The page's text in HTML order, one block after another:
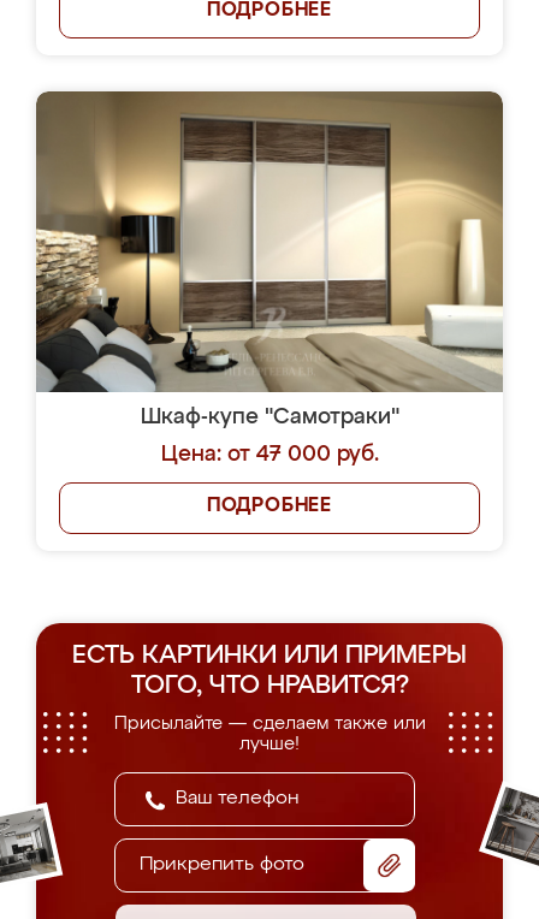
ПОДРОБНЕЕ
Шкаф-купе "Самотраки"
Цена: от 47 000 руб.
ПОДРОБНЕЕ
ЕСТЬ КАРТИНКИ ИЛИ ПРИМЕРЫ
ТОГО, ЧТО НРАВИТСЯ?
Присылайте — сделаем также или
лучше!
Прикрепить фото